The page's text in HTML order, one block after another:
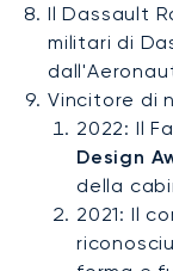
Il Dassault
militari di
Vincitore di
2022: Il
Design
della
2021: Il